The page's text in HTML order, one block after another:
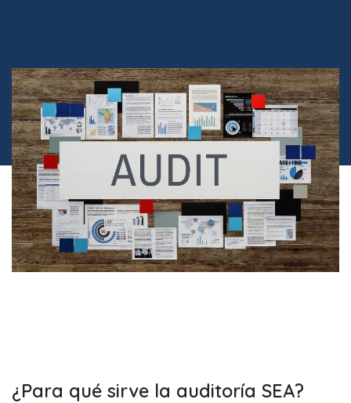
¿Para qué sirve la auditoría SEA?